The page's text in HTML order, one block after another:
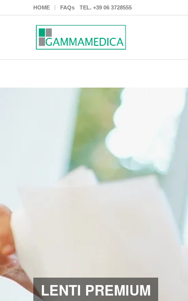
HOME FAQs TEL. +39 06 3728555
LENTI PREMIUM